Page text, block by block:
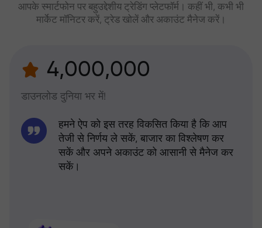
आपके स्मार्टफोन पर बहुउद्देशीय ट्रेडिंग प्लेटफॉर्म। कहीं भी, कभी भी
मार्केट मॉनिटर करें, ट्रेड खोलें और अकाउंट मैनेज करें।
4,000,000
डाउनलोड दुनिया भर में!
हमने ऐप को इस तरह विकसित किया है कि आप
तेजी से निर्णय ले सकें, बाजार का विश्लेषण कर
सकें और अपने अकाउंट को आसानी से मैनेज कर
सकें।